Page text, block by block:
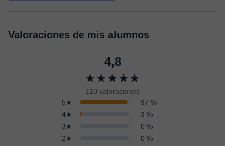
Valoraciones de mis alumnos
4,8
★★★★★
110 valoraciones
5★
97 %
4★
3 %
3★
0 %
2★
0 %